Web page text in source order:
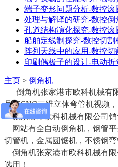
端子变形问题分析-数控滚
处理与解译的研究-数控倒
孔道结构演化探究-数控滚
船舶定线制探究-数控切割
阵列天线中的应用-数控切
印刷偶极子的设计-电动折
主页 > 倒角机
倒角机张家港市欧科机械有
号有CNC三维立体弯管机视频
张家港市欧科机械有限公司销
网站有全自动倒角机，钢管平
切管机，金属圆锯机，不锈钢
倒角机张家港市欧科机械有限
选用！